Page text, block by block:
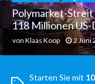
Polymarket-
118 Millionen US-
von Klaas Koop 2 Juni
Starten Sie mit